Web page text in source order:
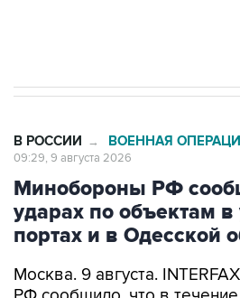
В РОССИИ → ВОЕННАЯ
09:29, 9 августа 2026
Минобороны РФ
ударах по объектам
портах и в Одесской
Москва. 9 августа.